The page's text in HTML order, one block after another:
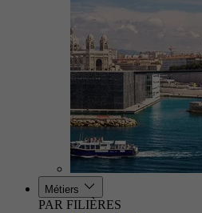
Métiers
PAR FILIÈRES